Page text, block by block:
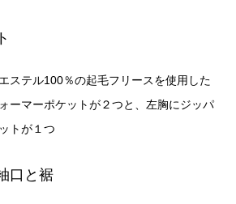
ステル100％の起毛フリースを使用した
ーマーポケットが２つと、左胸にジッパ
トが１つ
口と裾